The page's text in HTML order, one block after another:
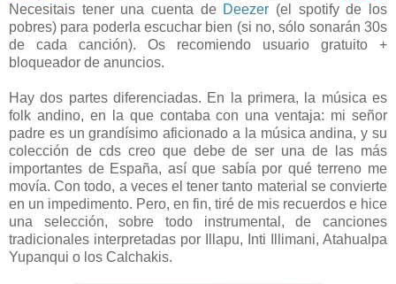
Necesitais tener una cuenta de Deezer (el spotify de los
pobres) para poderla escuchar bien (si no, sólo sonarán 30s
de cada canción). Os recomiendo usuario gratuito +
bloqueador de anuncios.
Hay dos partes diferenciadas. En la primera, la música es
folk andino, en la que contaba con una ventaja: mi señor
padre es un grandísimo aficionado a la música andina, y su
colección de cds creo que debe de ser una de las más
importantes de España, así que sabía por qué terreno me
movía. Con todo, a veces el tener tanto material se convierte
en un impedimento. Pero, en fin, tiré de mis recuerdos e hice
una selección, sobre todo instrumental, de canciones
tradicionales interpretadas por Illapu, Inti Illimani, Atahualpa
Yupanqui o los Calchakis.